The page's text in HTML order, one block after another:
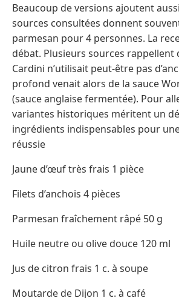
Beaucoup de versions ajoutent
sources consultées donnent
parmesan pour 4 personnes. La
débat. Plusieurs sources rappellent
Cardini n’utilisait peut-être pas
profond venait alors de la sauce
(sauce anglaise fermentée). Pour
variantes historiques méritent un
ingrédients indispensables pour
réussie
Jaune d’œuf très frais 1 pièce
Filets d’anchois 4 pièces
Parmesan fraîchement râpé 50 g
Huile neutre ou olive douce 120 ml
Jus de citron frais 1 c. à soupe
Moutarde de Dijon 1 c. à café